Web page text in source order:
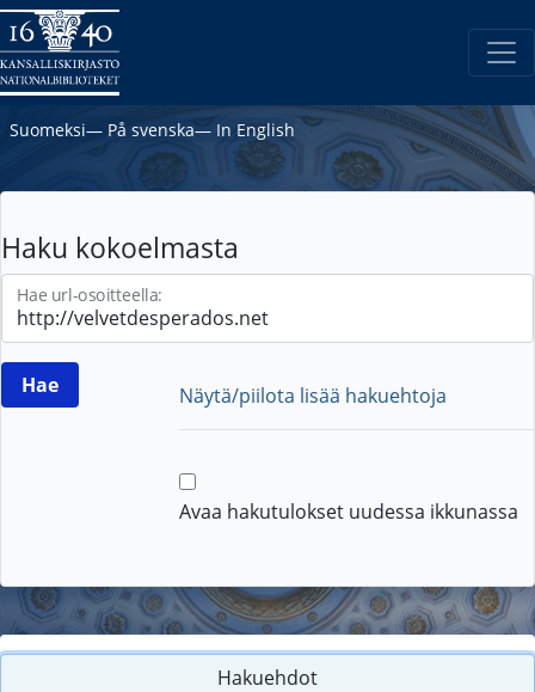
Suomeksi― På svenska― In English
Haku kokoelmasta
Hae url-osoitteella:
Näytä/piilota lisää hakuehtoja
Avaa hakutulokset uudessa ikkunassa
Hakuehdot